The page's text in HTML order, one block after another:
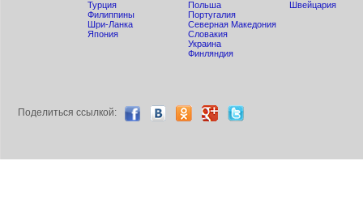
Турция
Филиппины
Шри-Ланка
Япония
Польша
Португалия
Северная Македония
Словакия
Украина
Финляндия
Швейцария
Поделиться ccылкой: